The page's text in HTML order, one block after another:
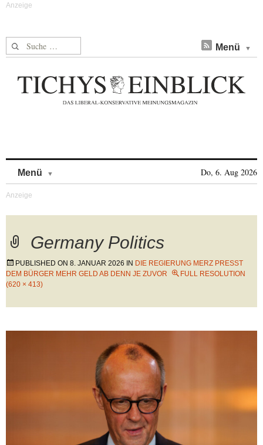
Suche nach: Menü
Menü Do, 6. Aug 2026
Germany Politics
PUBLISHED ON 8. JANUAR 2026 IN DIE REGIERUNG MERZ PRESST
DEM BÜRGER MEHR GELD AB DENN JE ZUVOR
FULL RESOLUTION
(620 × 413)